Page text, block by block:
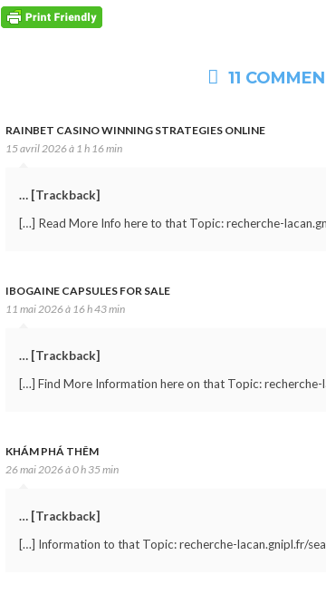
11
RAINBET CASINO WINNING STRATEGIES ONLINE
15 avril 2026 à 1 h 16 min
… [Trackback]
[…] Read More Info here to that Topic: recherche-
IBOGAINE CAPSULES FOR SALE
11 mai 2026 à 16 h 43 min
… [Trackback]
[…] Find More Information here on that Topic: recherche-
KHÁM PHÁ THÊM
26 mai 2026 à 0 h 35 min
… [Trackback]
[…] Information to that Topic: recherche-lacan.gnipl.fr/